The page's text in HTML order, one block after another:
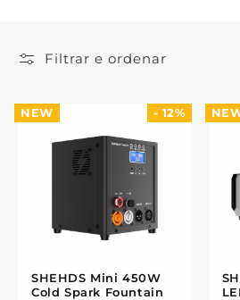
e
ã
Filtrar e ordenar
NEW - 12%
SHEHDS Mini 450W
Cold Spark Fountain